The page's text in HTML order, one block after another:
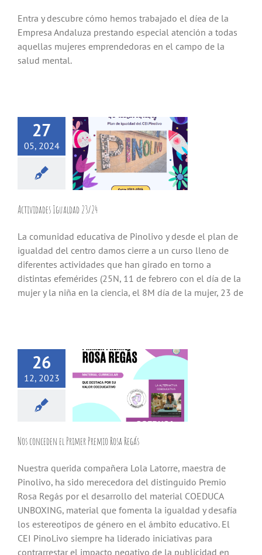
Entra y descubre cómo hemos trabajado el díea de la
Empresa Andaluza prestando especial atención a todas
aquellas mujeres emprendedoras en el campo de la
salud mental.
27
05, 2024
Actividades Igualdad 23/24
La comunidad educativa de Pinolivo y desde el plan de
igualdad del centro damos cierre a un curso lleno de
diferentes actividades que han girado en torno a
distintas efemérides (25N, 11 de febrero con el día de la
mujer y la niña en la ciencia, el 8M día de la mujer, 23 de
26
12, 2023
Nos conceden el Primer Premio Rosa Regás
Nuestra querida compañera Lola Latorre, maestra de
Pinolivo, ha sido merecedora del distinguido Premio
Rosa Regás por el desarrollo del material COEDUCA
UNBOXING, material que fomenta la igualdad y desafía
los estereotipos de género en el ámbito educativo. El
CEI PinoLivo siempre ha liderado iniciativas para
contrarrestar el impacto negativo de la publicidad en